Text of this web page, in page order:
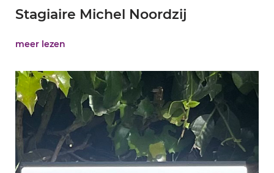
Stagiaire Michel Noordzij
meer lezen